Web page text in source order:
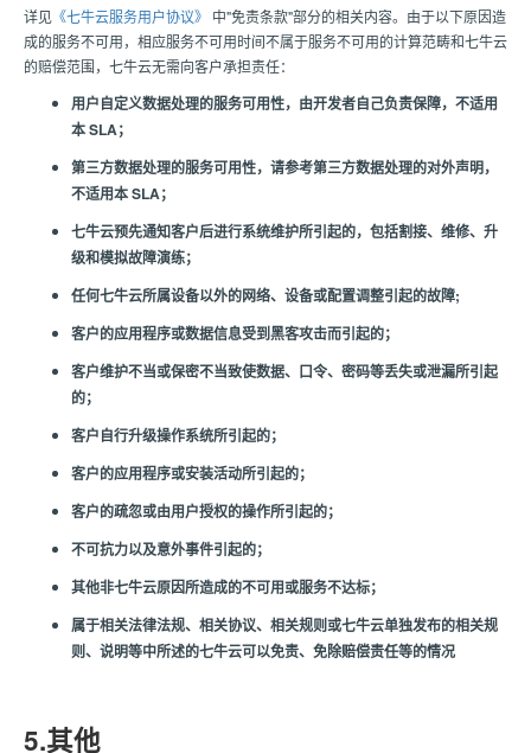
详见 《七牛云服务用户协议》 中"免责条款"部分的相关内容。由于以下原因造
成的服务不可用，相应服务不可用时间不属于服务不可用的计算范畴和七牛云
的赔偿范围，七牛云无需向客户承担责任：
用户自定义数据处理的服务可用性，由开发者自己负责保障，不适用
本 SLA；
第三方数据处理的服务可用性，请参考第三方数据处理的对外声明，
不适用本 SLA；
七牛云预先通知客户后进行系统维护所引起的，包括割接、维修、升
级和模拟故障演练；
任何七牛云所属设备以外的网络、设备或配置调整引起的故障;
客户的应用程序或数据信息受到黑客攻击而引起的；
客户维护不当或保密不当致使数据、口令、密码等丢失或泄漏所引起
的；
客户自行升级操作系统所引起的；
客户的应用程序或安装活动所引起的；
客户的疏忽或由用户授权的操作所引起的；
不可抗力以及意外事件引起的；
其他非七牛云原因所造成的不可用或服务不达标；
属于相关法律法规、相关协议、相关规则或七牛云单独发布的相关规
则、说明等中所述的七牛云可以免责、免除赔偿责任等的情况
5.其他